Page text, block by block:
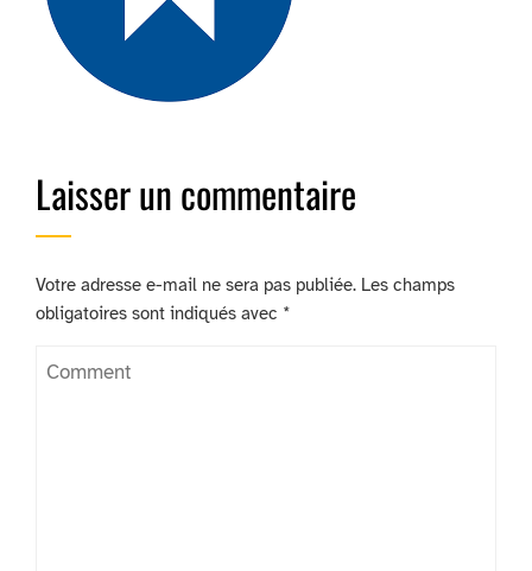
Laisser un commentaire
Votre adresse e-mail ne sera pas publiée. Les champs
obligatoires sont indiqués avec *